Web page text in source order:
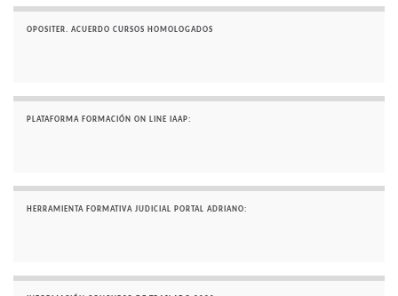
OPOSITER. ACUERDO CURSOS HOMOLOGADOS
PLATAFORMA FORMACIÓN ON LINE IAAP:
HERRAMIENTA FORMATIVA JUDICIAL PORTAL ADRIANO: